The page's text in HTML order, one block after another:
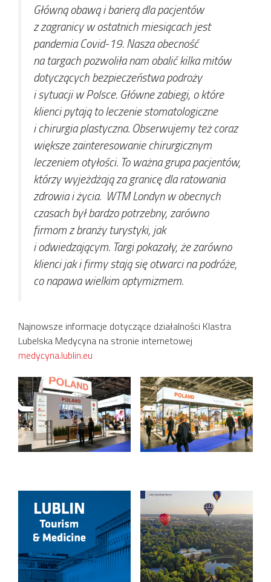
Główną obawą i barierą dla pacjentów
z zagranicy w ostatnich miesiącach jest
pandemia Covid-19. Nasza obecność
na targach pozwoliła nam obalić kilka mitów
dotyczących bezpieczeństwa podroży
i sytuacji w Polsce. Główne zabiegi, o które
klienci pytają to leczenie stomatologiczne
i chirurgia plastyczna. Obserwujemy też coraz
większe zainteresowanie chirurgicznym
leczeniem otyłości. To ważna grupa pacjentów,
którzy wyjeżdżają za granicę dla ratowania
zdrowia i życia. WTM Londyn w obecnych
czasach był bardzo potrzebny, zarówno
firmom z branży turystyki, jak
i odwiedzającym. Targi pokazały, że zarówno
klienci jak i firmy stają się otwarci na podróże,
co napawa wielkim optymizmem.
Najnowsze informacje dotyczące działalności Klastra
Lubelska Medycyna na stronie internetowej
medycyna.lublin.eu